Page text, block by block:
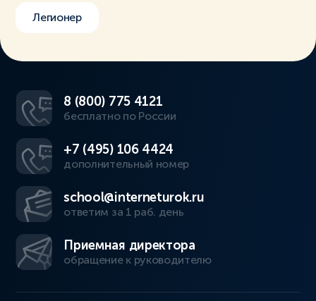
Легионер
8 (800) 775 4121
бесплатно по России
+7 (495) 106 4424
дополнительный номер
school@interneturok.ru
ответим за 1 раб. день
Приемная директора
обращение к руководителю